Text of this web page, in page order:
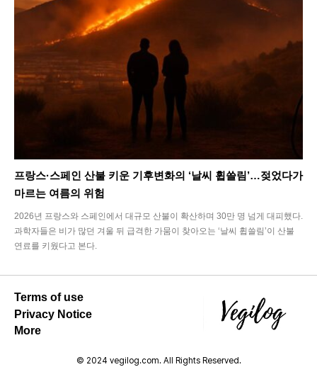
프랑스·스페인 산불 키운 기후변화의 ‘날씨 휩쓸림’…젖었다가
마르는 여름의 위험
2026년 프랑스와 스페인에서 대규모 산불이 확산하며 30만 명 넘게 대피했다.
과학자들은 비가 많던 겨울 뒤 급격한 가뭄이 찾아오는 ‘날씨 휩쓸림’이 산불
연료를 키웠다고 본다.
Terms of use
Privacy Notice
More
© 2024 vegilog.com. All Rights Reserved.